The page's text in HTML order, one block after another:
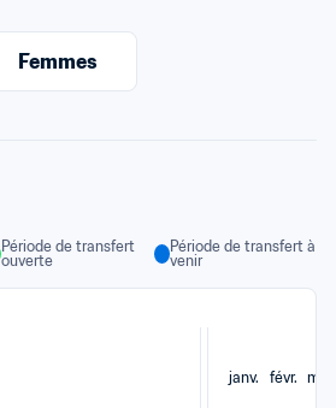
Femmes
Période de transfert
ouverte
Période de transfert à
venir
janv. févr.